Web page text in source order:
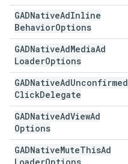
GADNativeAdInline
BehaviorOptions
GADNativeAdMediaAd
LoaderOptions
GADNativeAdUnconfirmed
ClickDelegate
GADNativeAdViewAd
Options
GADNativeMuteThisAd